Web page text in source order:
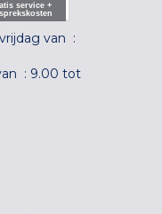
service +
van :
: 9.00 tot